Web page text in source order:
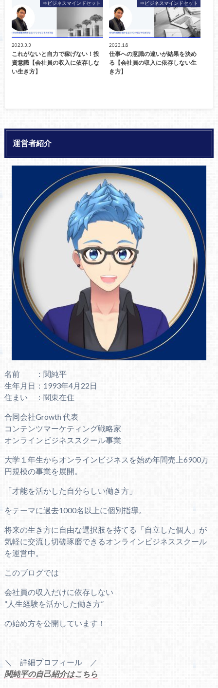
⇒ビジネスマインドセット
2023.3.3
これがないと自力で稼げない！投
資意識【会社員の収入に依存しな
い生き方】
⇒ビジネスマインドセット
2023.1.8
仕事への意識の違いが結果を決め
る【会社員の収入に依存しない生
き方】
運営者紹介
名前 ：関純平
生年月日：1993年4月22日
住まい ：関東在住
合同会社Growth 代表
コンテンツマーケティング戦略家
オンラインビジネススクール事業
大学１年生からオンラインビジネスを始め年間売上6900万
円規模の事業を展開。
「才能を活かした自分らしい働き方」
をテーマに過去1000名以上に個別指導。
将来の生き方に自由な選択肢を持てる「自立した個人」が
気軽に交流し切磋琢磨できるオンラインビジネススクール
を運営中。
このブログでは
会社員の収入だけに依存しない
“人生経験を活かした働き方”
の始め方を公開しています！
＼ 詳細プロフィール ／
関純平の自己紹介はこちら